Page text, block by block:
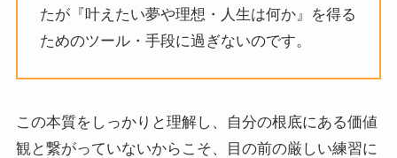
たが『叶えたい夢や理想・人生は何か』を得る
ためのツール・手段に過ぎないのです。
この本質をしっかりと理解し、自分の根底にある価値
観と繋がっていないからこそ、目の前の厳しい練習に